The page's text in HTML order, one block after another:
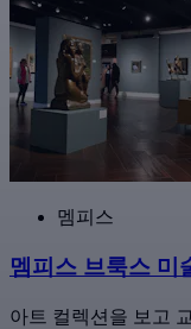
멤피스
멤피스 브룩스 미
아트 컬렉션을 보고